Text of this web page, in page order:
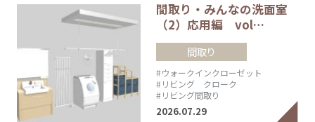
間取り・みんなの洗面室
（2）応用編 vol…
間取り
#ウォークインクローゼット
#リビング クローク
#リビング間取り
2026.07.29